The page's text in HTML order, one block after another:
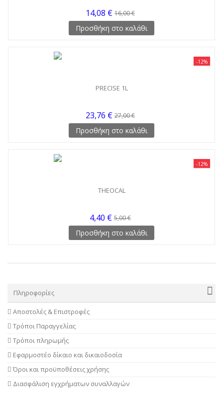
14,08 € 16,00 €
Προσθήκη στο καλάθι
-12%
PRECISE 1L
23,76 € 27,00 €
Προσθήκη στο καλάθι
-12%
THEOCAL
4,40 € 5,00 €
Προσθήκη στο καλάθι
Πληροφορίες
Αποστολές & Επιστροφές
Τρόποι Παραγγελίας
Τρόποι πληρωμής
Εφαρμοστέο δίκαιο και δικαιοδοσία
Όροι και προϋποθέσεις χρήσης
Διασφάλιση εγχρήματων συναλλαγών